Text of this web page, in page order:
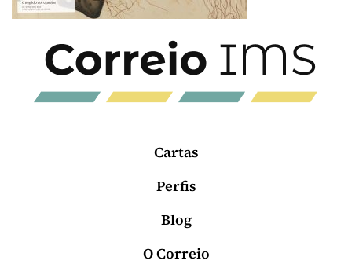
Cartas
Perfis
Blog
O Correio